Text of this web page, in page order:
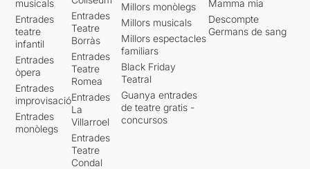
musicals
Entrades
teatre
infantil
Entrades
òpera
Entrades
improvisació
Entrades
monòlegs
Entrades
Teatre
Borràs
Entrades
Teatre
Romea
Entrades
La
Villarroel
Entrades
Teatre
Condal
Millors monòlegs
Millors musicals
Millors espectacles
familiars
Black Friday
Teatral
Guanya entrades
de teatre gratis -
concursos
Mamma mia
Descompte
Germans de sang